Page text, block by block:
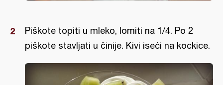
Piškote topiti u mleko, lomiti na 1/4. Po 2
piškote stavljati u činije. Kivi iseći na kockice.